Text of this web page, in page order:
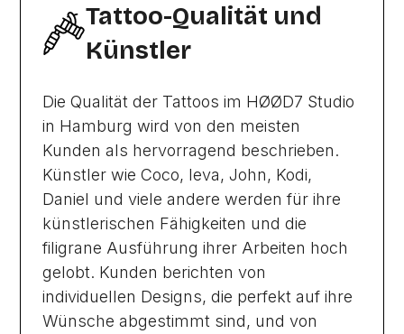
Tattoo-Qualität und
Künstler
Die Qualität der Tattoos im HØØD7 Studio
in Hamburg wird von den meisten
Kunden als hervorragend beschrieben.
Künstler wie Coco, Ieva, John, Kodi,
Daniel und viele andere werden für ihre
künstlerischen Fähigkeiten und die
filigrane Ausführung ihrer Arbeiten hoch
gelobt. Kunden berichten von
individuellen Designs, die perfekt auf ihre
Wünsche abgestimmt sind, und von